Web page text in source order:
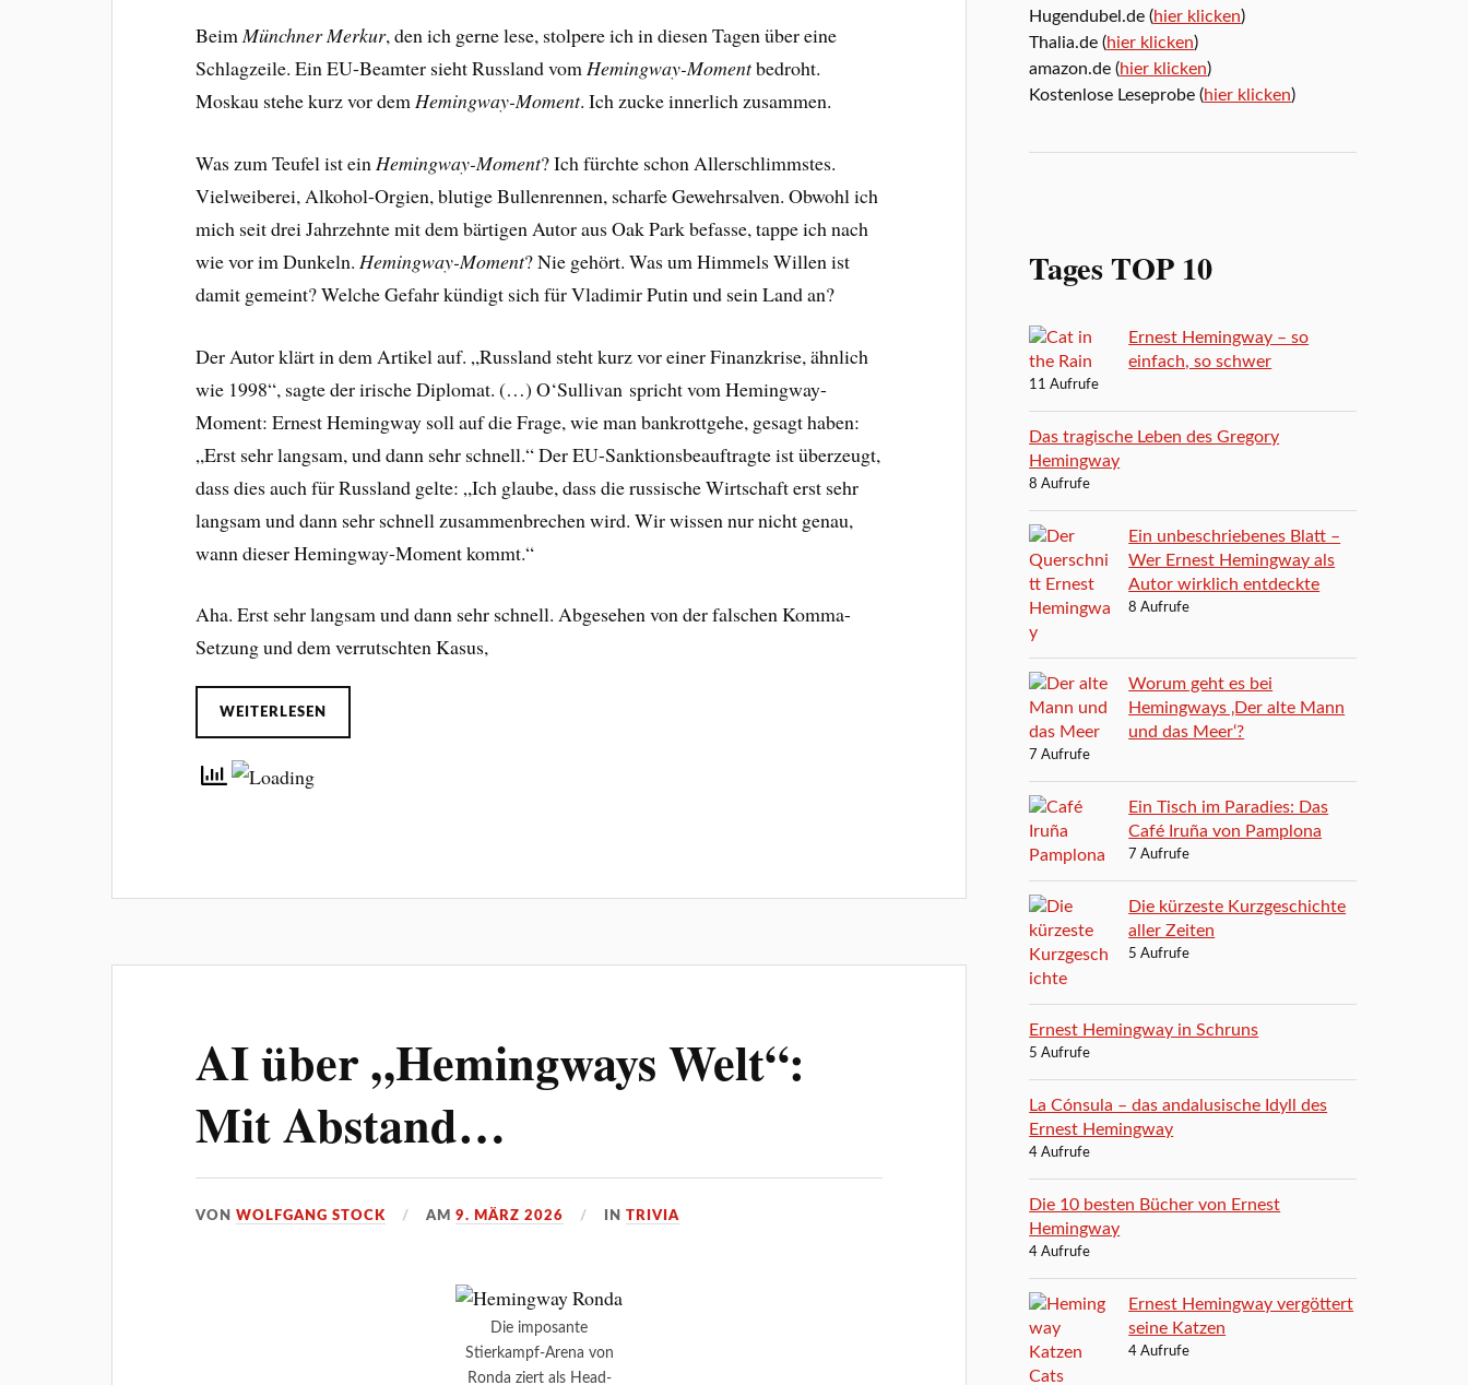
BeimMünchner Merkur, den ich gerne lese, stolpere ich in diesen Tagen über eine
Schlagzeile. Ein EU-Beamter sieht Russland vomHemingway-Momentbedroht.
Moskau stehe kurz vor demHemingway-Moment. Ich zucke innerlich zusammen.
Was zum Teufel ist ein Hemingway-Moment? Ich fürchte schon Allerschlimmstes.
Vielweiberei, Alkohol-Orgien, blutige Bullenrennen, scharfe Gewehrsalven. Obwohl ich
mich seit drei Jahrzehnte mit dem bärtigen Autor aus Oak Park befasse, tappe ich nach
wie vor im Dunkeln. Hemingway-Moment? Nie gehört. Was um Himmels Willen ist
damit gemeint? Welche Gefahr kündigt sich für Vladimir Putin und sein Land an?
Der Autor klärt in dem Artikel auf. „Russland steht kurz vor einer Finanzkrise, ähnlich
wie 1998“, sagte der irische Diplomat. (…) O‘Sullivan spricht vom Hemingway-
Moment: Ernest Hemingway soll auf die Frage, wie man bankrottgehe, gesagt haben:
„Erst sehr langsam, und dann sehr schnell.“ Der EU-Sanktionsbeauftragte ist überzeugt,
dass dies auch für Russland gelte: „Ich glaube, dass die russische Wirtschaft erst sehr
langsam und dann sehr schnell zusammenbrechen wird. Wir wissen nur nicht genau,
wann dieser Hemingway-Moment kommt.“
Aha. Erst sehr langsam und dann sehr schnell. Abgesehen von der falschen Komma-
Setzung und dem verrutschten Kasus,
WEITERLESEN
AI über „Hemingways Welt“:
Mit Abstand…
VONWOLFGANG STOCK AM9. MÄRZ 2026 INTRIVIA
Die imposante
Stierkampf-Arena von
Ronda ziert als Head-
Hugendubel.de (hier klicken)
Thalia.de (hier klicken)
amazon.de (hier klicken)
Kostenlose Leseprobe (hier klicken)
Tages TOP 10
Ernest Hemingway – so
einfach, so schwer
11 Aufrufe
Das tragische Leben des Gregory
Hemingway
8 Aufrufe
Ein unbeschriebenes Blatt –
Wer Ernest Hemingway als
Autor wirklich entdeckte
8 Aufrufe
Worum geht es bei
Hemingways ‚Der alte Mann
und das Meer‘?
7 Aufrufe
Ein Tisch im Paradies: Das
Café Iruña von Pamplona
7 Aufrufe
Die kürzeste Kurzgeschichte
aller Zeiten
5 Aufrufe
Ernest Hemingway in Schruns
5 Aufrufe
La Cónsula – das andalusische Idyll des
Ernest Hemingway
4 Aufrufe
Die 10 besten Bücher von Ernest
Hemingway
4 Aufrufe
Ernest Hemingway vergöttert
seine Katzen
4 Aufrufe